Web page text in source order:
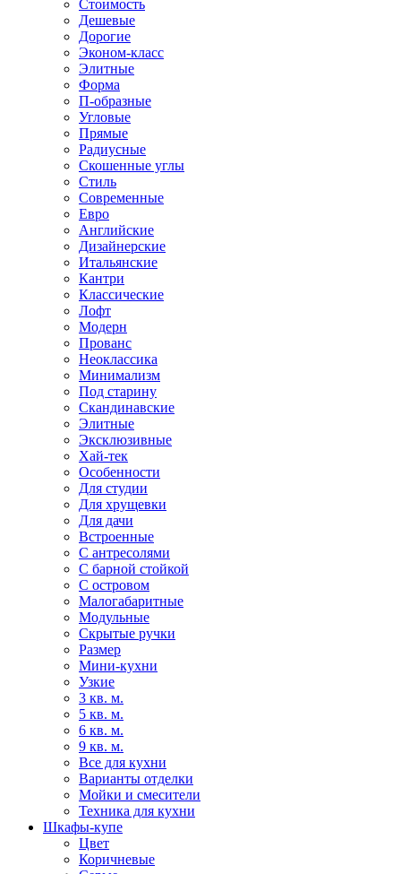
Стоимость
Дешевые
Дорогие
Эконом-класс
Элитные
Форма
П-образные
Угловые
Прямые
Радиусные
Скошенные углы
Стиль
Современные
Евро
Английские
Дизайнерские
Итальянские
Кантри
Классические
Лофт
Модерн
Прованс
Неоклассика
Минимализм
Под старину
Скандинавские
Элитные
Эксклюзивные
Хай-тек
Особенности
Для студии
Для хрущевки
Для дачи
Встроенные
С антресолями
С барной стойкой
С островом
Малогабаритные
Модульные
Скрытые ручки
Размер
Мини-кухни
Узкие
3 кв. м.
5 кв. м.
6 кв. м.
9 кв. м.
Все для кухни
Варианты отделки
Мойки и смесители
Техника для кухни
Шкафы-купе
Цвет
Коричневые